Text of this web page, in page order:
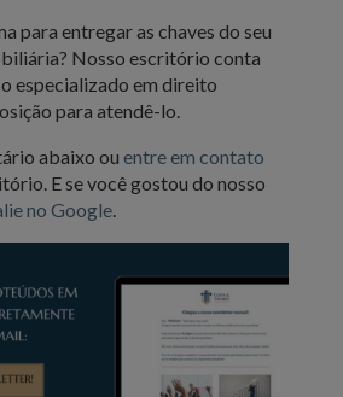
para entregar as chaves do seu
Nosso escritório conta
especializado em direito
para atendê-lo.
abaixo ou entre em contato
E se você gostou do nosso
no Google.